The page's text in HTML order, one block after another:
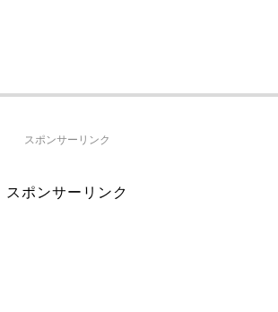
スポンサーリンク
スポンサーリンク